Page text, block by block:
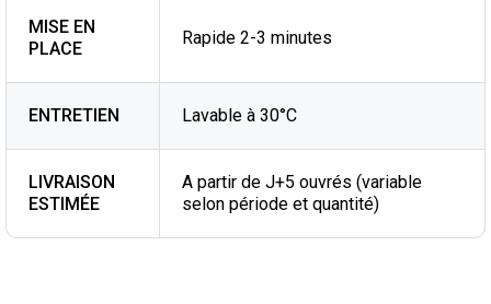
MISE EN
PLACE
Rapide 2-3 minutes
ENTRETIEN Lavable à 30°C
LIVRAISON
ESTIMÉE
A partir de J+5 ouvrés (variable
selon période et quantité)